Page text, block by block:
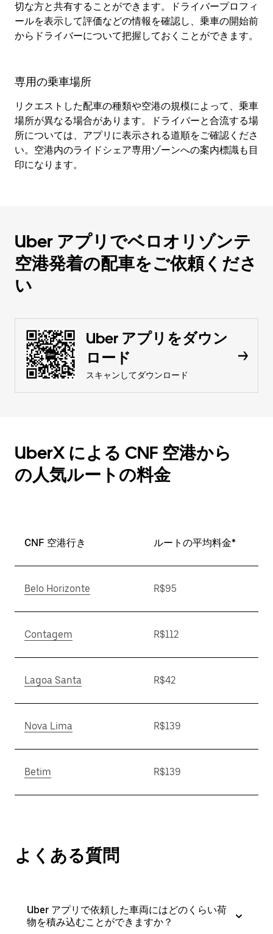
切な方と共有することができます。ドライバープロフィ
ールを表示して評価などの情報を確認し、乗車の開始前
からドライバーについて把握しておくことができます。
専用の乗車場所
リクエストした配車の種類や空港の規模によって、乗車
場所が異なる場合があります。ドライバーと合流する場
所については、アプリに表示される道順をご確認くださ
い。空港内のライドシェア専用ゾーンへの案内標識も目
印になります。
Uber アプリでベロオリゾンテ
空港発着の配車をご依頼くださ
い
Uber アプリをダウン
ロード
スキャンしてダウンロード
UberX による CNF 空港から
の人気ルートの料金
CNF 空港行き ルートの平均料金*
Belo Horizonte R$95
Contagem R$112
Lagoa Santa R$42
Nova Lima R$139
Betim R$139
よくある質問
Uber アプリで依頼した車両にはどのくらい荷
物を積み込むことができますか？